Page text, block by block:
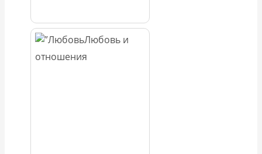
Любовь и
отношения